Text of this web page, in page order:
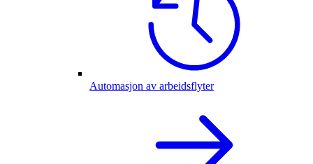
Automasjon av arbeidsflyter